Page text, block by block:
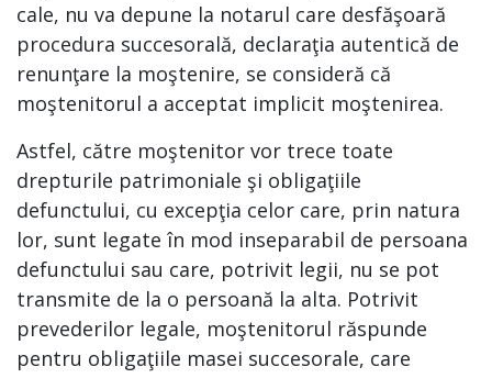
cale, nu va depune la notarul care desfăşoară
procedura succesorală, declaraţia autentică de
renunţare la moştenire, se consideră că
moştenitorul a acceptat implicit moştenirea.
Astfel, către moştenitor vor trece toate
drepturile patrimoniale şi obligaţiile
defunctului, cu excepţia celor care, prin natura
lor, sunt legate în mod inseparabil de persoana
defunctului sau care, potrivit legii, nu se pot
transmite de la o persoană la alta. Potrivit
prevederilor legale, moştenitorul răspunde
pentru obligaţiile masei succesorale, care